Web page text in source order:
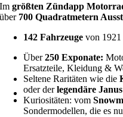
Imgrößten Zündapp
über 700 Quadratmetern
142 Fahrzeuge von
Über250 Exponate:
Ersatzteile, Kleidung &
Seltene Raritäten wie die
oder derlegendäre Janus
Kuriositäten: vom
Sondermodellen, die es